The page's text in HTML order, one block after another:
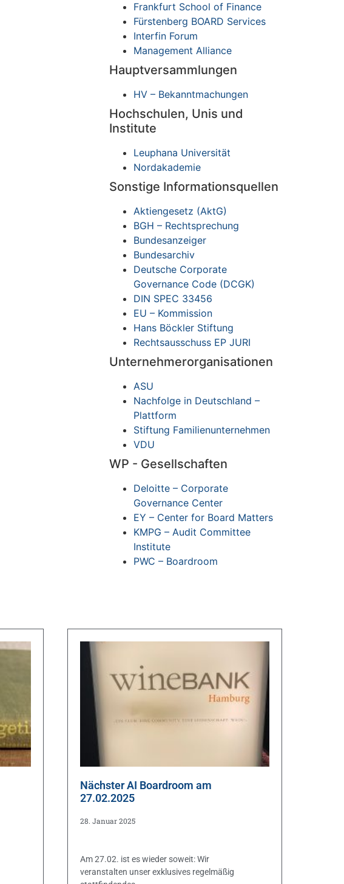
Frankfurt School of Finance
Fürstenberg BOARD Services
Interfin Forum
Management Alliance
Hauptversammlungen
HV – Bekanntmachungen
Hochschulen, Unis und
Institute
Leuphana Universität
Nordakademie
Sonstige Informationsquellen
Aktiengesetz (AktG)
BGH – Rechtsprechung
Bundesanzeiger
Bundesarchiv
Deutsche Corporate
Governance Code (DCGK)
DIN SPEC 33456
EU – Kommission
Hans Böckler Stiftung
Rechtsausschuss EP JURI
Unternehmerorganisationen
ASU
Nachfolge in Deutschland –
Plattform
Stiftung Familienunternehmen
VDU
WP - Gesellschaften
Deloitte – Corporate
Governance Center
EY – Center for Board Matters
KMPG – Audit Committee
Institute
PWC – Boardroom
Nächster AI Boardroom am
27.02.2025
28. Januar 2025
Am 27.02. ist es wieder soweit: Wir
veranstalten unser exklusives regelmäßig